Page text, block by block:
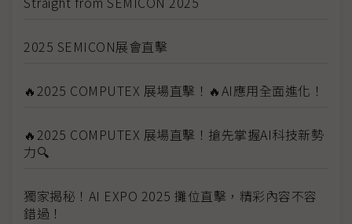
2025 SEMICON展會直擊
🔥2025 COMPUTEX 展場直擊！🔥AI應用全面進化！
🔥2025 COMPUTEX 展場直擊！搶先掌握AI科技新勢
力🔍
獨家揭秘！AI EXPO 2025 攤位直擊，精彩內容不容
錯過！